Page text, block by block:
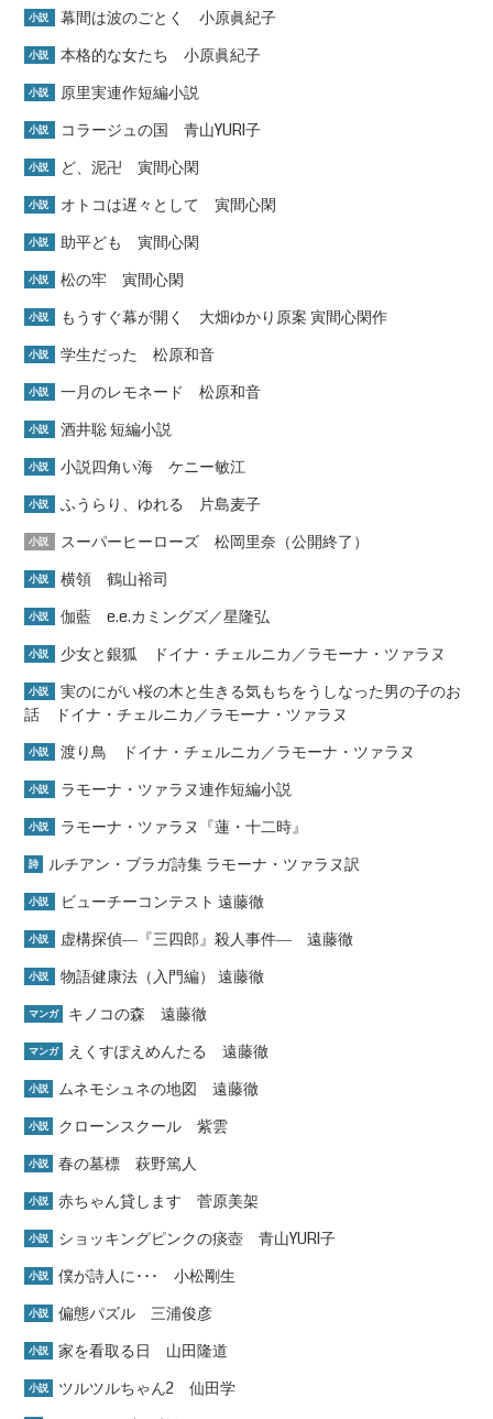
小説 幕間は波のごとく 小原眞紀子
小説 本格的な女たち 小原眞紀子
小説 原里実連作短編小説
小説 コラージュの国 青山YURI子
小説 ど、泥卍 寅間心閑
小説 オトコは遅々として 寅間心閑
小説 助平ども 寅間心閑
小説 松の牢 寅間心閑
小説 もうすぐ幕が開く 大畑ゆかり原案 寅間心閑作
小説 学生だった 松原和音
小説 一月のレモネード 松原和音
小説 酒井聡 短編小説
小説 小説四角い海 ケニー敏江
小説 ふうらり、ゆれる 片島麦子
小説 スーパーヒーローズ 松岡里奈（公開終了）
小説 横領 鶴山裕司
小説 伽藍 e.e.カミングズ／星隆弘
小説 少女と銀狐 ドイナ・チェルニカ／ラモーナ・ツァラヌ
小説
実のにがい桜の木と生きる気もちをうしなった男の子のお
話 ドイナ・チェルニカ／ラモーナ・ツァラヌ
小説 渡り鳥 ドイナ・チェルニカ／ラモーナ・ツァラヌ
小説 ラモーナ・ツァラヌ連作短編小説
小説 ラモーナ・ツァラヌ『蓮・十二時』
詩 ルチアン・ブラガ詩集 ラモーナ・ツァラヌ訳
小説 ビューチーコンテスト 遠藤徹
小説 虚構探偵―『三四郎』殺人事件― 遠藤徹
小説 物語健康法（入門編） 遠藤徹
マンガ キノコの森 遠藤徹
マンガ えくすぽえめんたる 遠藤徹
小説 ムネモシュネの地図 遠藤徹
小説 クローンスクール 紫雲
小説 春の墓標 萩野篤人
小説 赤ちゃん貸します 菅原美架
小説 ショッキングピンクの痰壺 青山YURI子
小説 僕が詩人に･･･ 小松剛生
小説 偏態パズル 三浦俊彦
小説 家を看取る日 山田隆道
小説
ツルツルちゃん2 仙田学